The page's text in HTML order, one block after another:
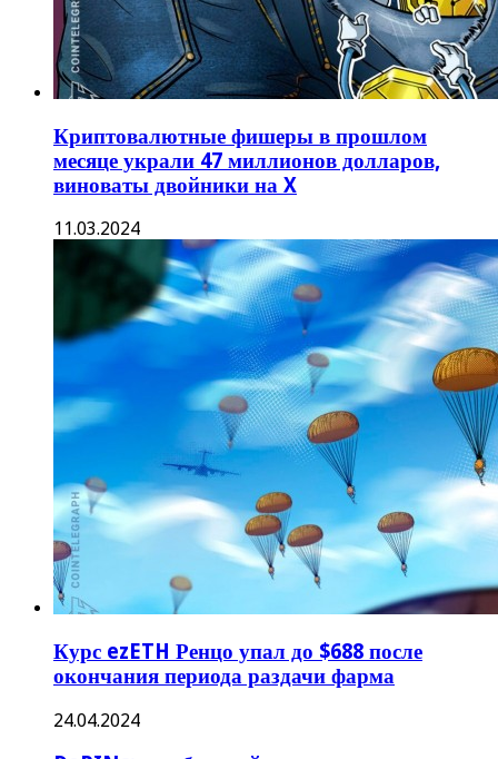
Криптовалютные фишеры в прошлом
месяце украли 47 миллионов долларов,
виноваты двойники на X
11.03.2024
Курс ezETH Ренцо упал до $688 после
окончания периода раздачи фарма
24.04.2024